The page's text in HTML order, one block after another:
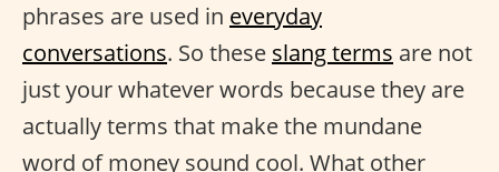
phrases are used in everyday
conversations. So these slang terms are not
just your whatever words because they are
actually terms that make the mundane
word of money sound cool. What other